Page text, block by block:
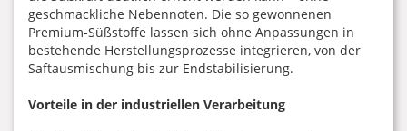
geschmackliche Nebennoten. Die so gewonnenen
Premium-Süßstoffe lassen sich ohne Anpassungen in
bestehende Herstellungsprozesse integrieren, von der
Saftausmischung bis zur Endstabilisierung.
Vorteile in der industriellen Verarbeitung